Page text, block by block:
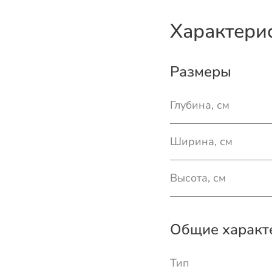
Размеры
Глубина, см
Ширина, см
Высота, см
Общие
Тип